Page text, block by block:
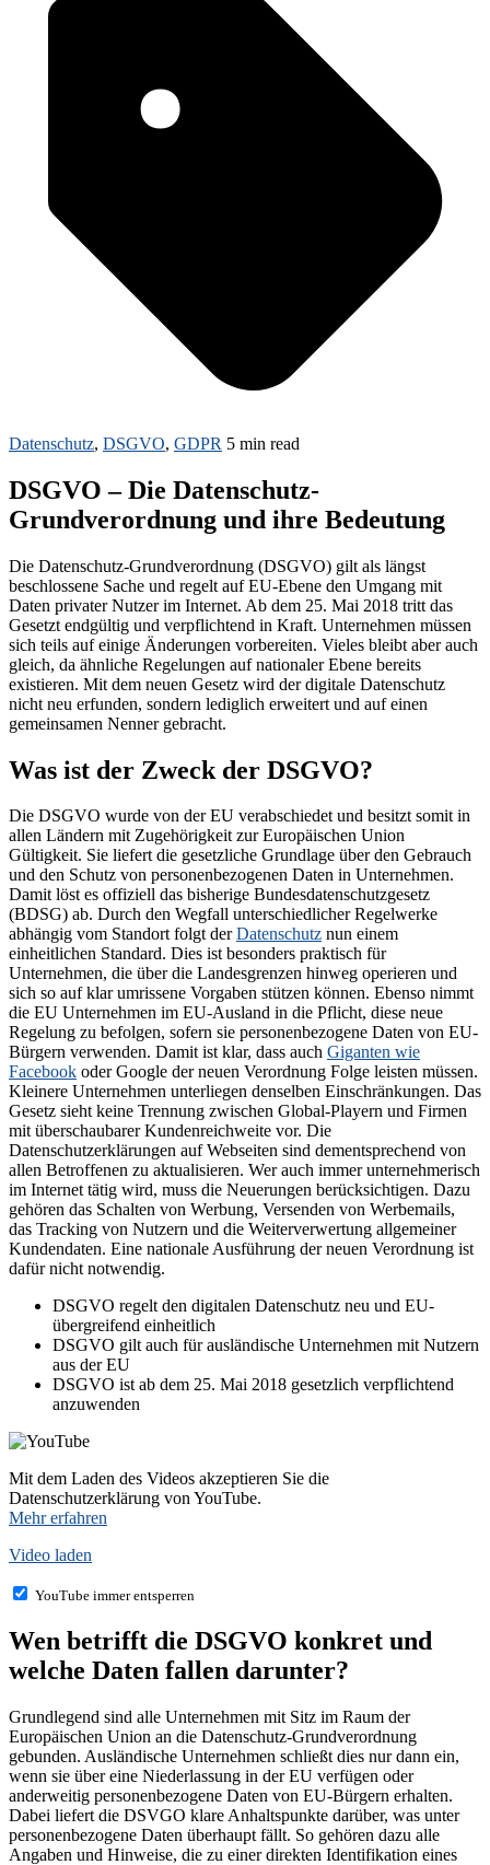
Datenschutz, DSGVO, GDPR 5 min read
DSGVO – Die Datenschutz-
Grundverordnung und ihre Bedeutung
Die Datenschutz-Grundverordnung (DSGVO) gilt als längst
beschlossene Sache und regelt auf EU-Ebene den Umgang mit
Daten privater Nutzer im Internet. Ab dem 25. Mai 2018 tritt das
Gesetzt endgültig und verpflichtend in Kraft. Unternehmen müssen
sich teils auf einige Änderungen vorbereiten. Vieles bleibt aber auch
gleich, da ähnliche Regelungen auf nationaler Ebene bereits
existieren. Mit dem neuen Gesetz wird der digitale Datenschutz
nicht neu erfunden, sondern lediglich erweitert und auf einen
gemeinsamen Nenner gebracht.
Was ist der Zweck der DSGVO?
Die DSGVO wurde von der EU verabschiedet und besitzt somit in
allen Ländern mit Zugehörigkeit zur Europäischen Union
Gültigkeit. Sie liefert die gesetzliche Grundlage über den Gebrauch
und den Schutz von personenbezogenen Daten in Unternehmen.
Damit löst es offiziell das bisherige Bundesdatenschutzgesetz
(BDSG) ab. Durch den Wegfall unterschiedlicher Regelwerke
abhängig vom Standort folgt derDatenschutz nun einem
einheitlichen Standard. Dies ist besonders praktisch für
Unternehmen, die über die Landesgrenzen hinweg operieren und
sich so auf klar umrissene Vorgaben stützen können. Ebenso nimmt
die EU Unternehmen im EU-Ausland in die Pflicht, diese neue
Regelung zu befolgen, sofern sie personenbezogene Daten von EU-
Bürgern verwenden. Damit ist klar, dass auch Giganten wie
Facebook oder Google der neuen Verordnung Folge leisten müssen.
Kleinere Unternehmen unterliegen denselben Einschränkungen. Das
Gesetz sieht keine Trennung zwischen Global-Playern und Firmen
mit überschaubarer Kundenreichweite vor. Die
Datenschutzerklärungen auf Webseiten sind dementsprechend von
allen Betroffenen zu aktualisieren. Wer auch immer unternehmerisch
im Internet tätig wird, muss die Neuerungen berücksichtigen. Dazu
gehören das Schalten von Werbung, Versenden von Werbemails,
das Tracking von Nutzern und die Weiterverwertung allgemeiner
Kundendaten. Eine nationale Ausführung der neuen Verordnung ist
dafür nicht notwendig.
DSGVO regelt den digitalen Datenschutz neu und EU-
übergreifend einheitlich
DSGVO gilt auch für ausländische Unternehmen mit Nutzern
aus der EU
DSGVO ist ab dem 25. Mai 2018 gesetzlich verpflichtend
anzuwenden
Mit dem Laden des Videos akzeptieren Sie die
Datenschutzerklärung von YouTube.
Mehr erfahren
Video laden
YouTube immer entsperren
Wen betrifft die DSGVO konkret und
welche Daten fallen darunter?
Grundlegend sind alle Unternehmen mit Sitz im Raum der
Europäischen Union an die Datenschutz-Grundverordnung
gebunden. Ausländische Unternehmen schließt dies nur dann ein,
wenn sie über eine Niederlassung in der EU verfügen oder
anderweitig personenbezogene Daten von EU-Bürgern erhalten.
Dabei liefert die DSVGO klare Anhaltspunkte darüber, was unter
personenbezogene Daten überhaupt fällt. So gehören dazu alle
Angaben und Hinweise, die zu einer direkten Identifikation eines